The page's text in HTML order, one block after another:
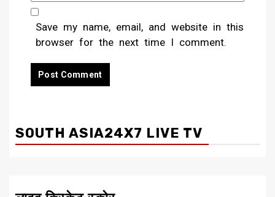
Save my name, email, and website in this
browser for the next time I comment.
SOUTH ASIA24X7 LIVE TV